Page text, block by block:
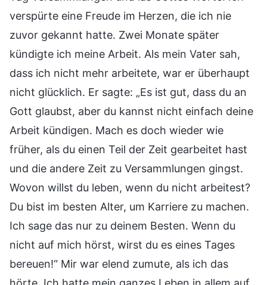
verspürte eine Freude im Herzen, die ich nie
zuvor gekannt hatte. Zwei Monate später
kündigte ich meine Arbeit. Als mein Vater sah,
dass ich nicht mehr arbeitete, war er überhaupt
nicht glücklich. Er sagte: „Es ist gut, dass du an
Gott glaubst, aber du kannst nicht einfach deine
Arbeit kündigen. Mach es doch wieder wie
früher, als du einen Teil der Zeit gearbeitet hast
und die andere Zeit zu Versammlungen gingst.
Wovon willst du leben, wenn du nicht arbeitest?
Du bist im besten Alter, um Karriere zu machen.
Ich sage das nur zu deinem Besten. Wenn du
nicht auf mich hörst, wirst du es eines Tages
bereuen!“ Mir war elend zumute, als ich das